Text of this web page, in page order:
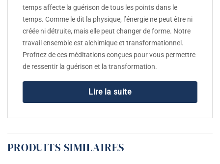
temps affecte la guérison de tous les points dans le
temps. Comme le dit la physique, l’énergie ne peut être ni
créée ni détruite, mais elle peut changer de forme. Notre
travail ensemble est alchimique et transformationnel.
Profitez de ces méditations conçues pour vous permettre
de ressentir la guérison et la transformation.
Lire la suite
PRODUITS SIMILAIRES